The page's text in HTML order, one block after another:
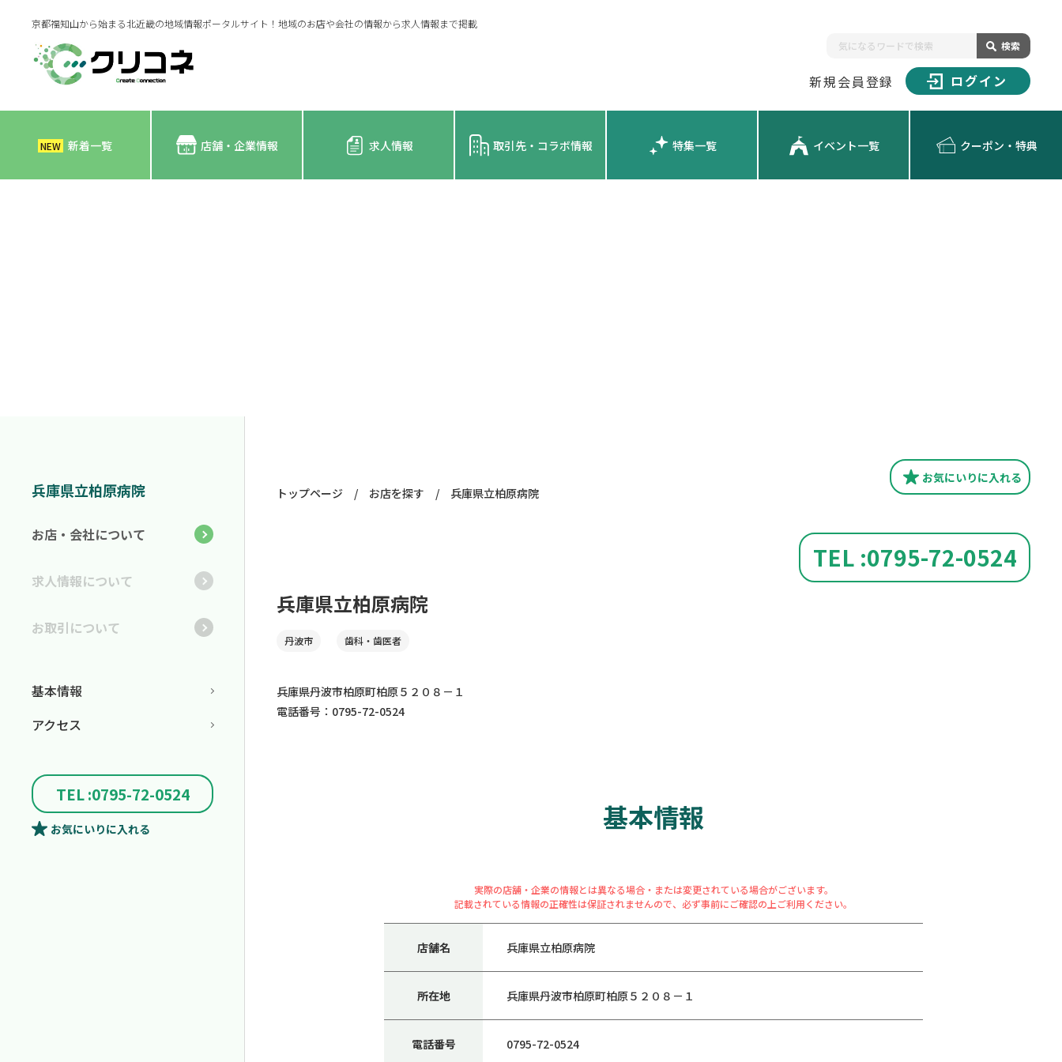
京都福知山から始まる北近畿の地域情報ポータルサイト！地域のお店や会社の情報から求人情報まで掲載
検索
新規会員登録 ログイン
NEW 新着一覧 店舗・企業情報 求人情報 取引先・コラボ情報 特集一覧 イベント一覧 クーポン・特典
トップページ / お店を探す / 兵庫県立柏原病院
お気にいりに入れる
TEL :0795-72-0524
兵庫県立柏原病院
丹波市 歯科・歯医者
兵庫県丹波市柏原町柏原５２０８－１
電話番号：0795-72-0524
基本情報
実際の店舗・企業の情報とは異なる場合・または変更されている場合がございます。
記載されている情報の正確性は保証されませんので、必ず事前にご確認の上ご利用ください。
店舗名 兵庫県立柏原病院
所在地 兵庫県丹波市柏原町柏原５２０８－１
電話番号 0795-72-0524
兵庫県立柏原病院
お店・会社について
求人情報について
お取引について
基本情報
アクセス
TEL :0795-72-0524
お気にいりに入れる